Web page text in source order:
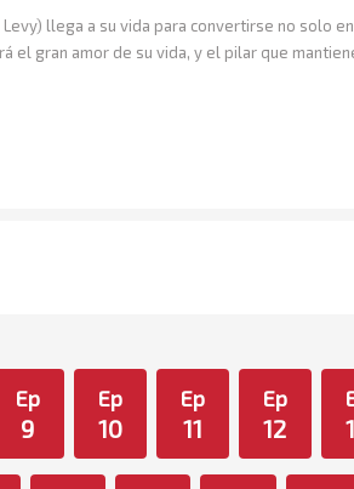
llega a su vida para convertirse no solo
el gran amor de su vida, y el pilar que
Ep
9
Ep
10
Ep
11
Ep
12